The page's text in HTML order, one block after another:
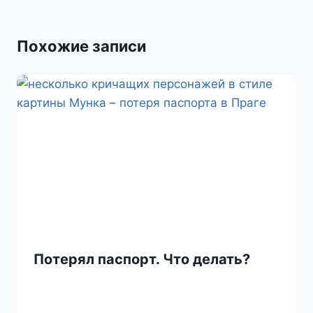
sт
Похожие записи
Потерял паспорт. Что делать?